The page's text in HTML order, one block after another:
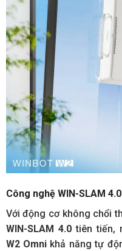
Công nghệ WIN-SLAM
Với động cơ không chổi
WIN-SLAM 4.0tiên tiến,
W2 Omni khả năng tự